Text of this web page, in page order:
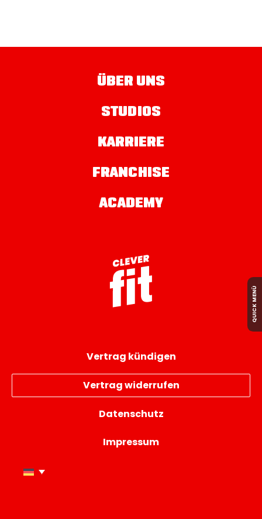
QUICK MENÜ
ÜBER UNS
STUDIOS
KARRIERE
FRANCHISE
ACADEMY
Vertrag kündigen
Vertrag widerrufen
Datenschutz
Impressum